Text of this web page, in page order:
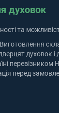
духовок
та
духовок
перевізником
перед